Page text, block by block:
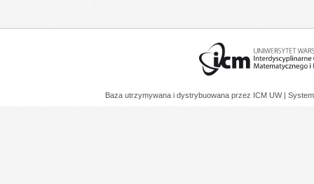
Baza utrzymywana i dystrybuowana przez ICM UW |